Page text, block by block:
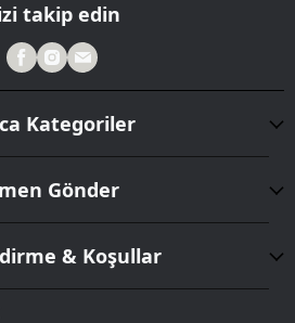
takip edin
Kategoriler
Gönder
& Koşullar